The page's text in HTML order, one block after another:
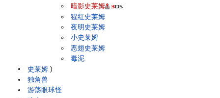
史莱姆
暗影史莱姆
猩红史莱姆
夜明史莱姆
小史莱姆
恶翅史莱姆
毒泥
)
独角兽
游荡眼球怪